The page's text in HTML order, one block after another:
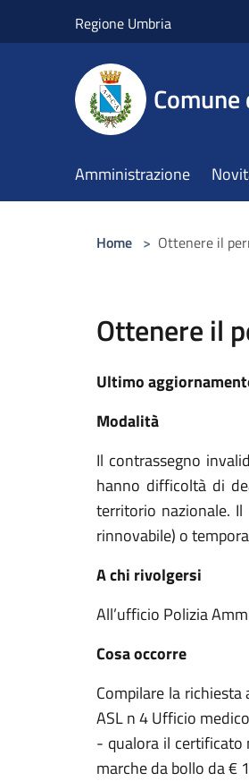
Regione Umbria
Amministrazione
Home > Ottenere il
Ottenere il
Ultimo
Modalità
Il contrassegno
hanno difficoltà di
territorio nazionale.
rinnovabile) o
A chi rivolgersi
All’ufficio Polizia
Cosa occorre
Compilare la richiesta
ASL n 4 Ufficio
- qualora il certificato
marche da bollo da €